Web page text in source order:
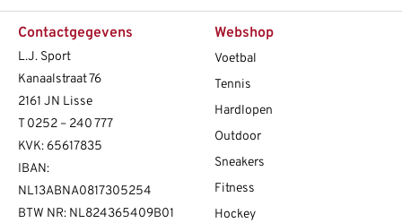
Contactgegevens
L.J. Sport
Kanaalstraat 76
2161 JN Lisse
T0252 – 240 777
KVK: 65617835
IBAN:
NL13ABNA0817305254
BTW NR: NL824365409B01
Webshop
Voetbal
Tennis
Hardlopen
Outdoor
Sneakers
Fitness
Hockey